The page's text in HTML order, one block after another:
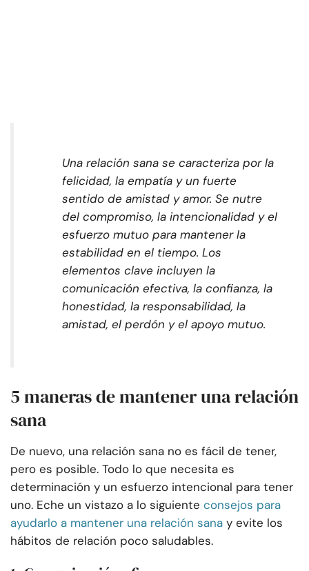
Una relación sana se caracteriza por la
felicidad, la empatía y un fuerte
sentido de amistad y amor. Se nutre
del compromiso, la intencionalidad y el
esfuerzo mutuo para mantener la
estabilidad en el tiempo. Los
elementos clave incluyen la
comunicación efectiva, la confianza, la
honestidad, la responsabilidad, la
amistad, el perdón y el apoyo mutuo.
5 maneras de mantener una relación
sana
De nuevo, una relación sana no es fácil de tener,
pero es posible. Todo lo que necesita es
determinación y un esfuerzo intencional para tener
uno. Eche un vistazo a lo siguiente consejos para
ayudarlo a mantener una relación sana y evite los
hábitos de relación poco saludables.